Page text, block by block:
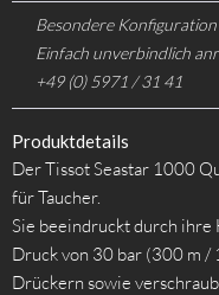
Besondere Konfiguration
Einfach unverbindlich
+49 (0) 5971 / 31 41
Produktdetails
Der Tissot Seastar 1000
für Taucher.
Sie beeindruckt durch ihre
Druck von 30 bar (300 m
Drückern sowie